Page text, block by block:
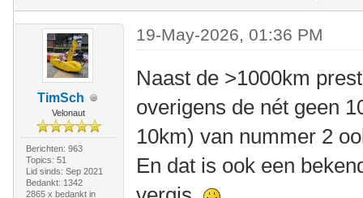
TimSch
Velonaut
Berichten: 963
Topics: 51
Lid sinds: Sep 2021
Bedankt: 1342
2865 x bedankt in
19-May-2026, 01:36 PM
Naast de >1000km
overigens de nét geen
10km) van nummer 2
En dat is ook een